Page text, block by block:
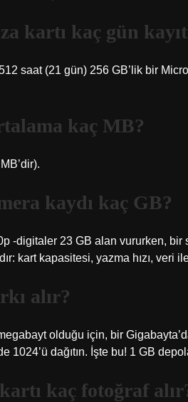
kartı kaç gün
saat (21 gün) 256 GB’lik bir
kaç MB?
kaydı kaç GB?
-digitaler 23 GB alan vururken, bir
kart kapasitesi, yazma hızı, veri
alır?
olduğu için, bir
1024’ü dağıtın. İşte bu! 1 GB
kaç fotoğraf